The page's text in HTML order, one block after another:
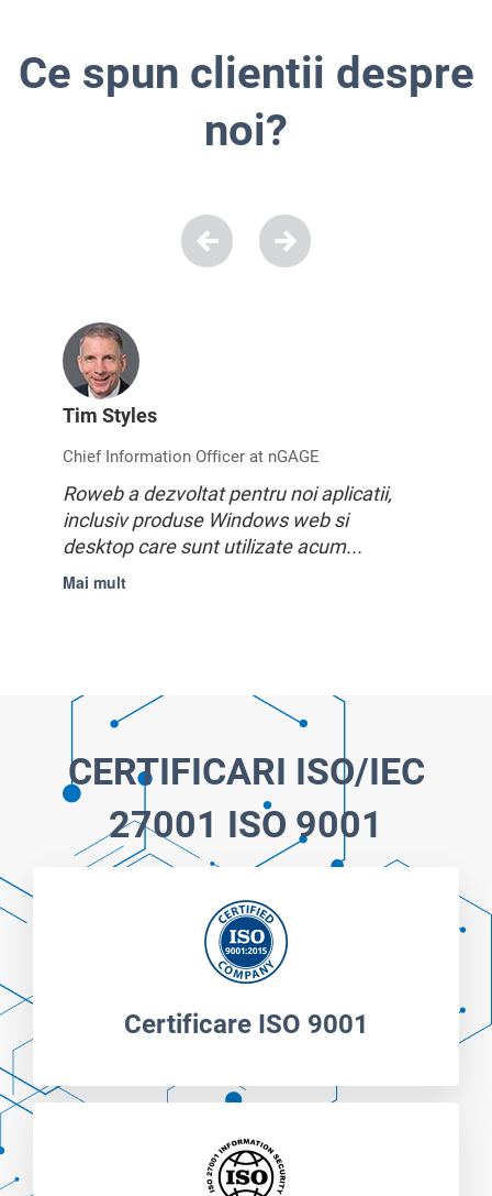
Ce spun clientii despre
noi?
Tim Styles
Chief Information Officer at nGAGE
Roweb a dezvoltat pentru noi aplicatii,
inclusiv produse Windows web si
desktop care sunt utilizate acum...
Mai mult
CERTIFICARI ISO/IEC
27001 ISO 9001
Certificare ISO 9001